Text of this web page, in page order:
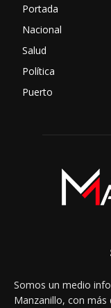
Portada
Nacional
Salud
Política
Puerto
Somos un medio
Manzanillo, con